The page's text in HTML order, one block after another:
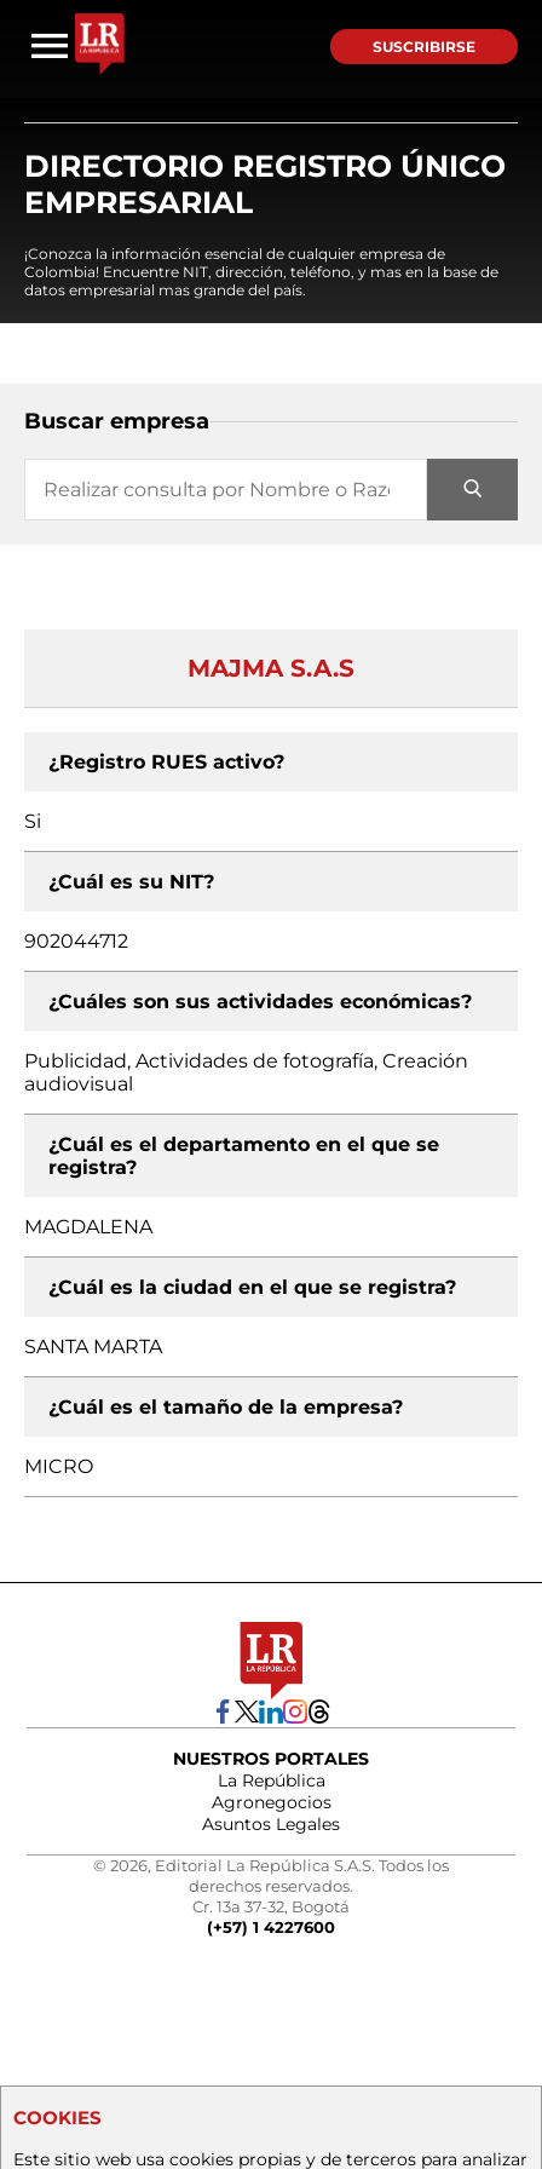
SUSCRIBIRSE
DIRECTORIO REGISTRO ÚNICO
EMPRESARIAL
¡Conozca la información esencial de cualquier empresa de
Colombia! Encuentre NIT, dirección, teléfono, y mas en la base de
datos empresarial mas grande del país.
Buscar empresa
MAJMA S.A.S
¿Registro RUES activo?
Si
¿Cuál es su NIT?
902044712
¿Cuáles son sus actividades económicas?
Publicidad, Actividades de fotografía, Creación
audiovisual
¿Cuál es el departamento en el que se
registra?
MAGDALENA
¿Cuál es la ciudad en el que se registra?
SANTA MARTA
¿Cuál es el tamaño de la empresa?
MICRO
NUESTROS PORTALES
La República
Agronegocios
Asuntos Legales
© 2026, Editorial La República S.A.S. Todos los
derechos reservados.
Cr. 13a 37-32, Bogotá
(+57) 1 4227600
COOKIES
Este sitio web usa cookies propias y de terceros para analizar